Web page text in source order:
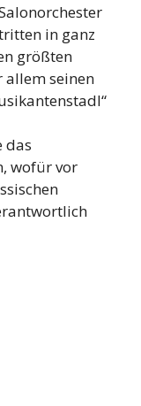
in ganz
größten
allem seinen
das
wofür vor